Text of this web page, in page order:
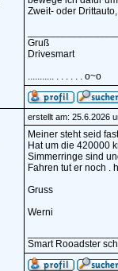
Zweit- oder
Gruß
Drivesmart
........... . . . . . . o~o
erstellt am: 25.6.2026
Meiner steht seid
Hat um die 420000
Simmerringe sind
Fahren tut er noch .
Gruss
Werni
Smart Rooadster